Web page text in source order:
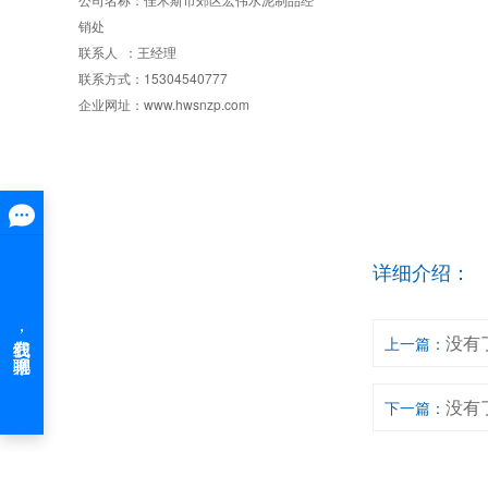
销处
联系人 ：王经理
联系方式：15304540777
企业网址：www.hwsnzp.com
详细介绍：
上一篇： 没有
下一篇： 没有